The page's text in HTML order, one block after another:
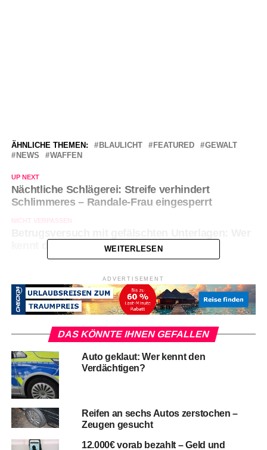
ÄHNLICHE THEMEN: BLAULICHT FEATURED
GEWALT
NEWS
WAFFEN
UP NEXT
Nächtliche Schlägerei: Streife verhindert
Schlimmeres – Randale-Frau eingesperrt
NICHT VERPASSEN
WEITERLESEN
ADVERTISEMENT
DAS KÖNNTE IHNEN GEFALLEN
Auto geklaut: Wer kennt den
Verdächtigen?
Reifen an sechs Autos zerstochen –
Zeugen gesucht
12.000€ vorab bezahlt – Geld und